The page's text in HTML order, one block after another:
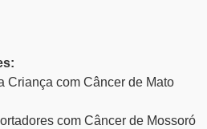
Criança com Câncer de Mato
com Câncer de Mossoró